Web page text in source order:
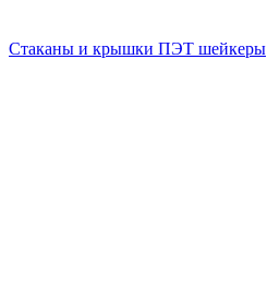
Стаканы и крышки ПЭТ шейкеры